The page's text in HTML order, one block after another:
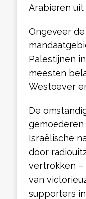
Arabieren uit
Ongeveer
Palestijnen
meesten
Westoever
De
gemoederen
Israëlische
door
vertrokken –
van
supporters